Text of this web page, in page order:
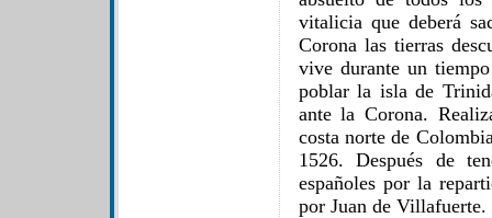
vitalicia que deberá
Corona las tierras
vive durante un
poblar la isla de
ante la Corona.
costa norte de
1526. Después de
españoles por la
por Juan de Villafuerte.